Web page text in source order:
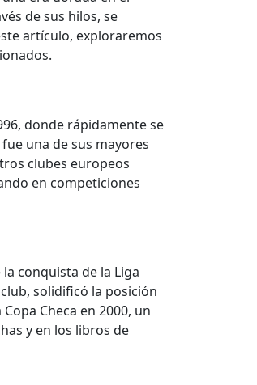
de sus hilos, se
artículo, exploraremos
donde rápidamente se
una de sus mayores
clubes europeos
en competiciones
conquista de la Liga
solidificó la posición
Checa en 2000, un
y en los libros de